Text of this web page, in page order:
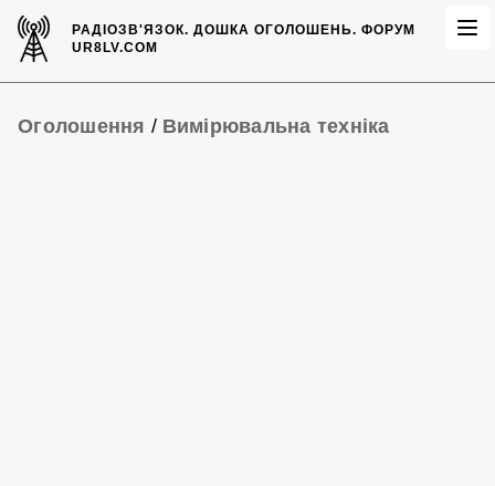
РАДІОЗВ'ЯЗОК.ДОШКА ОГОЛОШЕНЬ. ФОРУМ
UR8LV.COM
Оголошення / Вимірювальна техніка